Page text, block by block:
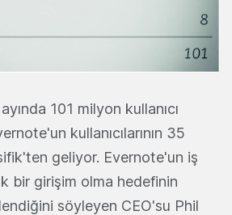
101 milyon kullanıcı
kullanıcılarının 35
geliyor. Evernote'un iş
bir girişim olma hedefinin
söyleyen CEO'su Phil